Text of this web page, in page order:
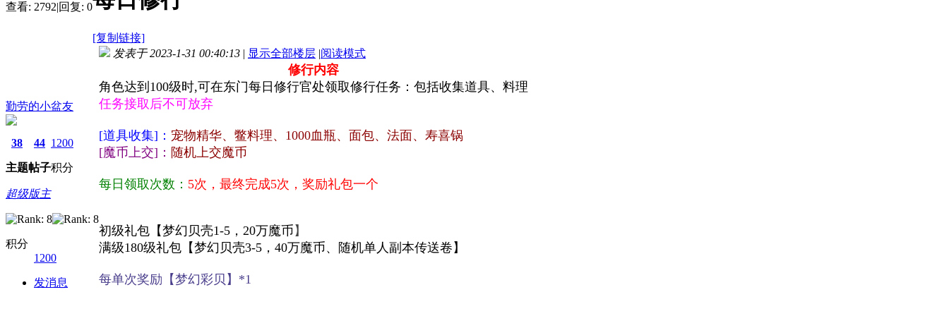
查看: 2792|回复: 0
[复制链接]
勤劳的小盆友
38
主题
44
帖子
1200
积分
超级版主
积分
1200
发消息
发表于 2023-1-31 00:40:13 | 显示全部楼层 |阅读模式
修行内容
角色达到100级时,可在东门每日修行官处领取修行任务：包括收集道具、料理
任务接取后不可放弃
[道具收集]： 宠物精华、鳖料理、1000血瓶、面包、法面、寿喜锅
[魔币上交]： 随机上交魔币
每日领取次数： 5次，最终完成5次，奖励礼包一个
初级礼包【梦幻贝壳1-5，20万魔币 】
满级180级礼包【梦幻贝壳3-5，40万魔币、随机单人副本传送卷】
每单次奖励【梦幻彩贝】*1